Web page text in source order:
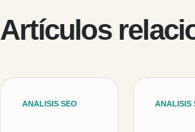
Artículos
ANALISIS SEO ANALISIS